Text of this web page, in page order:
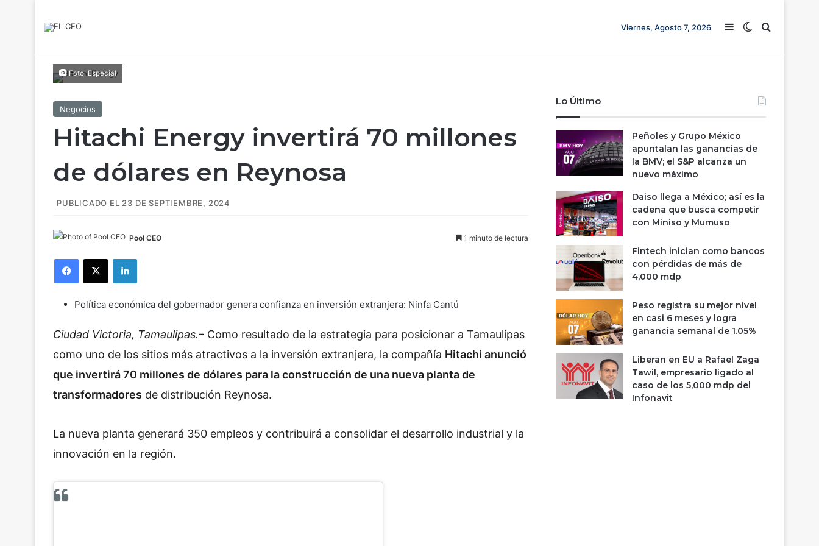
Viernes, Agosto 7, 2026 Barra lateral
Switch skin
Buscar
Foto: Especial
Negocios
Hitachi Energy invertirá 70 millones
de dólares en Reynosa
PUBLICADO EL 23 DE SEPTIEMBRE, 2024
Pool CEO 1 minuto de lectura
Política económica del gobernador genera confianza en inversión extranjera: Ninfa Cantú
Ciudad Victoria, Tamaulipas.– Como resultado de la estrategia para posicionar a Tamaulipas
como uno de los sitios más atractivos a la inversión extranjera, la compañía Hitachi anunció
que invertirá 70 millones de dólares para la construcción de una nueva planta de
transformadores de distribución Reynosa.
La nueva planta generará 350 empleos y contribuirá a consolidar el desarrollo industrial y la
innovación en la región.
Lo Último
Peñoles y Grupo México
apuntalan las ganancias de
la BMV; el S&P alcanza un
nuevo máximo
Daiso llega a México; así es la
cadena que busca competir
con Miniso y Mumuso
Fintech inician como bancos
con pérdidas de más de
4,000 mdp
Peso registra su mejor nivel
en casi 6 meses y logra
ganancia semanal de 1.05%
Liberan en EU a Rafael Zaga
Tawil, empresario ligado al
caso de los 5,000 mdp del
Infonavit